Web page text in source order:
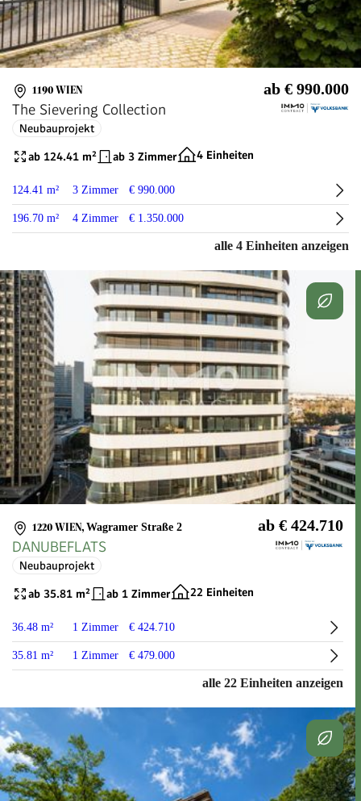
1190 WIEN ab € 990.000
The Sievering Collection
Neubauprojekt
ab 124.41 m² ab 3 Zimmer 4 Einheiten
124.41 m² 3 Zimmer € 990.000
196.70 m² 4 Zimmer € 1.350.000
alle 4 Einheiten anzeigen
1220 WIEN, Wagramer Straße 2 ab € 424.710
DANUBEFLATS
Neubauprojekt
ab 35.81 m² ab 1 Zimmer 22 Einheiten
36.48 m² 1 Zimmer € 424.710
35.81 m² 1 Zimmer € 479.000
alle 22 Einheiten anzeigen